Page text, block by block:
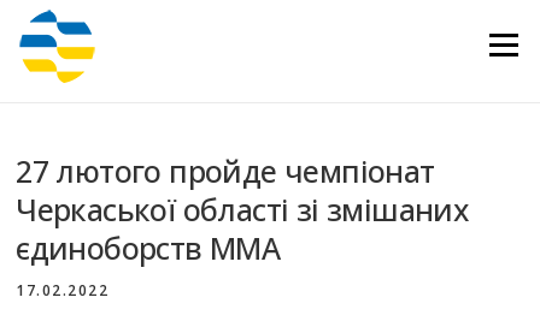
Перейти
вмісту
Меню
27 лютого пройде чемпіонат
Черкаської області зі змішаних
єдиноборств ММА
17.02.2022